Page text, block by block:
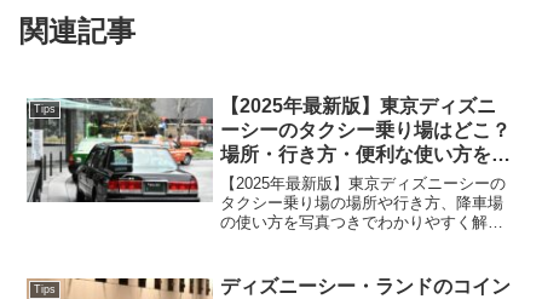
関連記事
Tips
【2025年最新版】東京ディズニ
ーシーのタクシー乗り場はどこ？
場所・行き方・便利な使い方を徹
底解説！
【2025年最新版】東京ディズニーシーの
タクシー乗り場の場所や行き方、降車場
の使い方を写真つきでわかりやすく解
Tips
ディズニーシー・ランドのコイン